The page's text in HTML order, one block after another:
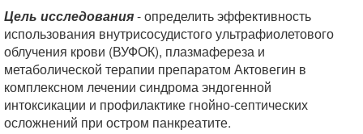
Цель исследования- определить эффективность
использования внутрисосудистого ультрафиолетового
облучения крови (ВУФОК), плазмафереза и
метаболической терапии препаратом Актовегин в
комплексном лечении синдрома эндогенной
интоксикации и профилактике гнойно-септических
осложнений при остром панкреатите.